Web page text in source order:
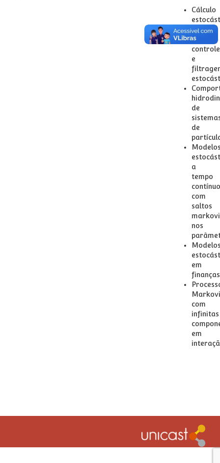
Cálculo
teoria
de
controle
e
de
de
a
tempo
contínuo
com
saltos
nos
em
finanças
com
infinitas
em